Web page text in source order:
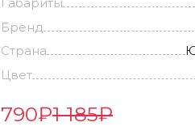
Бренд
Страна
Цвет
1 185₽
790₽